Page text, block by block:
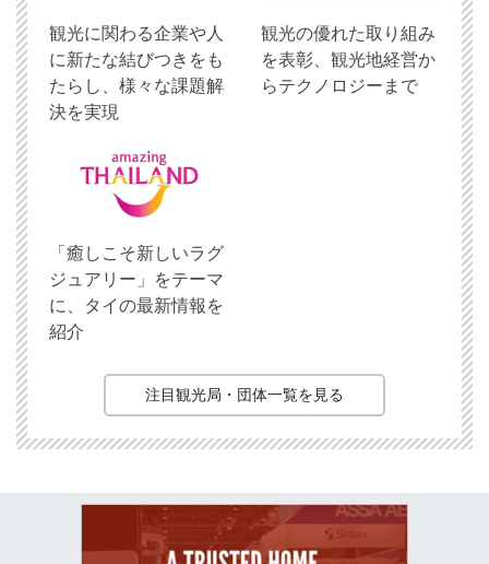
観光に関わる企業や人
に新たな結びつきをも
たらし、様々な課題解
決を実現
観光の優れた取り組み
を表彰、観光地経営か
らテクノロジーまで
「癒しこそ新しいラグ
ジュアリー」をテーマ
に、タイの最新情報を
紹介
注目観光局・団体一覧を見る